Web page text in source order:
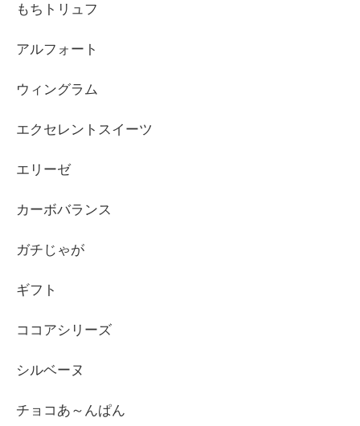
もちトリュフ
アルフォート
ウィングラム
エクセレントスイーツ
エリーゼ
カーボバランス
ガチじゃが
ギフト
ココアシリーズ
シルベーヌ
チョコあ～んぱん